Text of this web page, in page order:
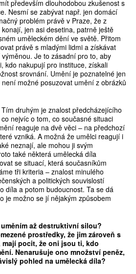
především dlouhodobou zkušenost s
Nesmí se zabývat např. jen domácí
problém právě v Praze, že z
jen asi desetina, patrně ještě
uměleckém dění ve světě. Přitom
právě s mladými lidmi a získávat
Je to zásadní pro to, aby
kdo nakupují pro instituce, získali
srovnání. Umění je poznatelné jen
možné posuzovat umění z obrázků
druhým je znalost předcházejícího
nejvíc o tom, co současné situaci
reaguje na dvě věci – na předchozí
vzniká. A možná že umělci reagují i
neznají, ale mohou ji svým
také některá umělecká díla
se situací, která současníkům
tři kriteria – znalost minulého
a politických souvislostí
díla a potom budoucnost. Ta se dá
je možno se jí nějakým způsobem
až destruktivní silou?
prostředky, že jim zároveň s
pocit, že oni jsou ti, kdo
Nenarušuje ono množství peněz,
pohled na umělecká díla?